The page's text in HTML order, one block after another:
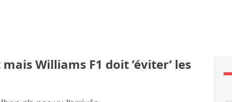
Williams F1 doit ’éviter’ les